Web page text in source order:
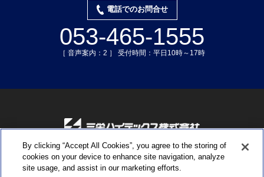
電話でのお問合せ
053-465-1555
［ 音声案内：2 ］ 受付時間：平日10時～17時
〒435-0015 静岡県浜松市中央区子安町311-3
TEL:053-465-1555 ／ FAX:053-465-0330
By clicking “Accept All Cookies”, you agree to the storing of
cookies on your device to enhance site navigation, analyze
site usage, and assist in our marketing efforts.